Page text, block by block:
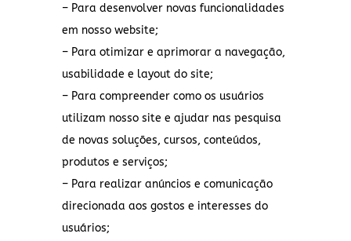
– Para desenvolver novas funcionalidades
em nosso website;
– Para otimizar e aprimorar a navegação,
usabilidade e layout do site;
– Para compreender como os usuários
utilizam nosso site e ajudar nas pesquisa
de novas soluções, cursos, conteúdos,
produtos e serviços;
– Para realizar anúncios e comunicação
direcionada aos gostos e interesses do
usuários;